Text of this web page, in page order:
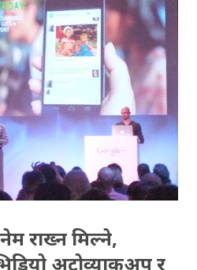
२०१५ देखि अमेरिकाको केही
जस्तो लाग्ने यी कुराहरु अव
अमेरिकी शहरमा हुनुहुन्छ भने २०१५
किनेका प्याकेजहरु कुनै व्यक्तिको
ड्रोनहरुले तपाईको घरसम्म
प्याकेजहरु समयमै र छिटो
विश्वास छ । अधिक जानकारीको
भिडियो हेर्नुहोस् । २. अमेजनले ड्...
राख्न मिल्ने,
अटोव्याकअप र